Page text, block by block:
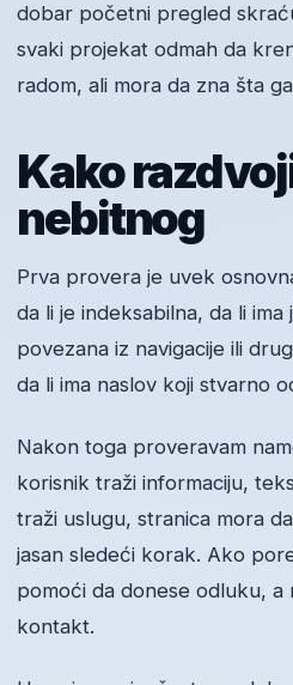
dobar početni pregled
svaki projekat odmah da
radom, ali mora da zna šta
Kako
nebitnog
Prva provera je uvek
da li je indeksabilna, da li ima
povezana iz navigacije ili
da li ima naslov koji stvarno
Nakon toga proveravam
korisnik traži informaciju,
traži uslugu, stranica mora
jasan sledeći korak. Ako
pomoći da donese odluku, a
kontakt.